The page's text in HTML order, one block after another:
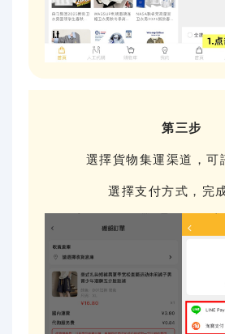
第三步
選擇貨物集運渠道，可
選擇支付方式，完